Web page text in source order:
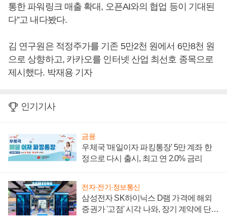
통한 파워링크 매출 확대, 오픈AI와의 협업 등이 기대된
다”고 내다봤다.
김 연구원은 적정주가를 기존 5만2천 원에서 6만8천 원
으로 상향하고, 카카오를 인터넷 산업 최선호 종목으로
제시했다. 박재용 기자
인기기사
금융
우체국 '매일이자 파킹통장' 5만 계좌 한
정으로 다시 출시, 최고 연 2.0% 금리
전자·전기·정보통신
삼성전자 SK하이닉스 D램 가격에 해외
증권가 '고점' 시각 나와, 장기 계약에 단점